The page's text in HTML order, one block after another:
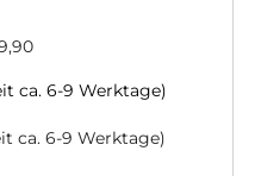
ca. 6-9 Werktage)
ca. 6-9 Werktage)